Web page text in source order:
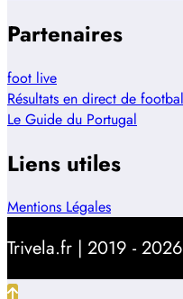
Partenaires
foot live
Résultats en direct de
Le Guide du Portugal
Liens utiles
Mentions Légales
Trivela.fr | 2019 -